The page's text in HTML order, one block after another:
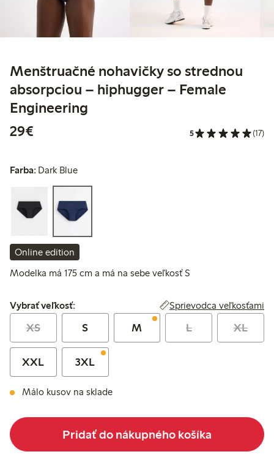
Menštruačné nohavičky so strednou
absorpciou – hiphugger – Female
Engineering
29€
5 (17)
Farba: Dark Blue
Online edition
Modelka má 175 cm a má na sebe veľkosť S
Vybrať veľkosť:
Vybrať veľkosť: Sprievodca veľkosťami
XS S M L XL
XXL 3XL
Málo kusov na sklade
Pridať do nákupného košíka